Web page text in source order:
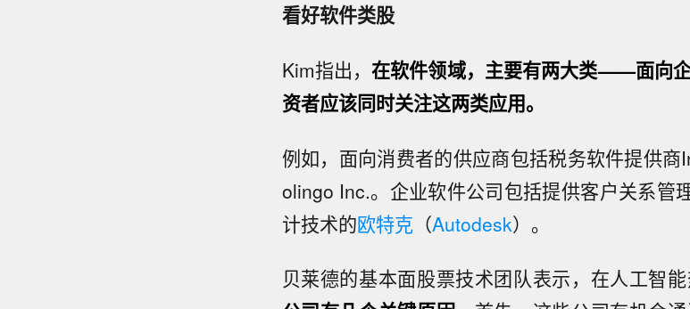
看好软件类股
Kim指出，在软件领域，主要有两大类——面向
资者应该同时关注这两类应用。
例如，面向消费者的供应商包括税务软件提供
olingo Inc.。企业软件公司包括提供客户关系管
计技术的欧特克（Autodesk）。
贝莱德的基本面股票技术团队表示，在人工智能